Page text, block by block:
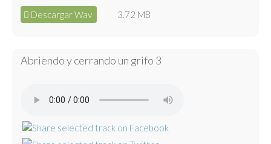
Descargar Wav 3.72 MB
Abriendo y cerrando un grifo 3